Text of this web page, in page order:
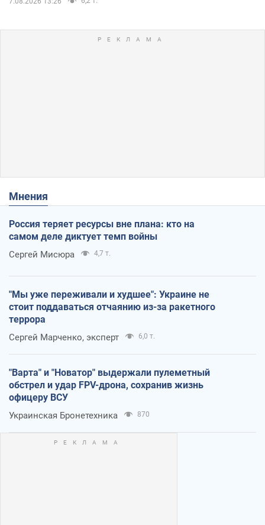
Мнения
Россия теряет ресурсы вне плана: кто на
самом деле диктует темп войны
Сергей Мисюра 4,7 т.
"Мы уже переживали и худшее": Украине не
стоит поддаваться отчаянию из-за ракетного
террора
Сергей Марченко, эксперт 6,0 т.
"Варта" и "Новатор" выдержали пулеметный
обстрел и удар FPV-дрона, сохранив жизнь
офицеру ВСУ
Украинская Бронетехника 870